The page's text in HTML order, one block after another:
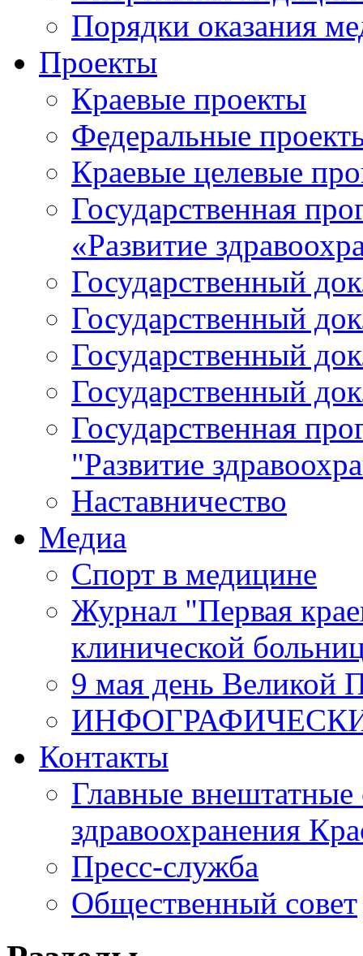
Порядки оказания
Проекты
Краевые проекты
Федеральные
Краевые целевые
Государственная
«Развитие
Государственный
Государственный
Государственный
Государственный
Государственная
"Развитие
Наставничество
Медиа
Спорт в медицине
Журнал "Первая
клинической
9 мая день Великой
Контакты
Главные внештатные
здравоохранения
Пресс-служба
Общественный совет